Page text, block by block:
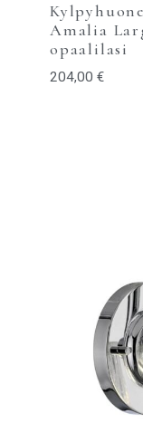
Amalia
opaalilasi
204,00 €